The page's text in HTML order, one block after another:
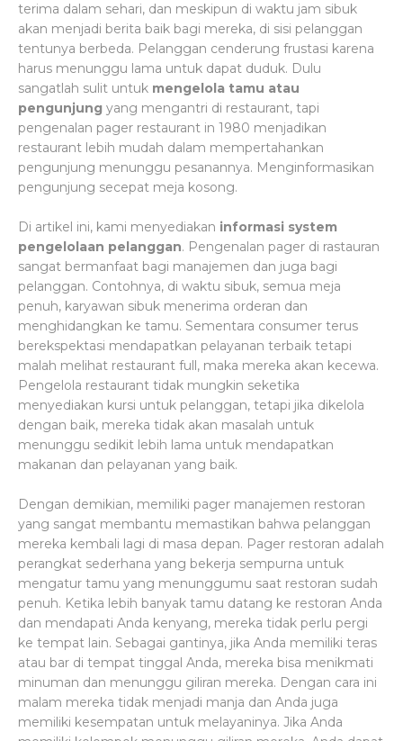
terima dalam sehari, dan meskipun di waktu jam sibuk
akan menjadi berita baik bagi mereka, di sisi pelanggan
tentunya berbeda. Pelanggan cenderung frustasi karena
harus menunggu lama untuk dapat duduk. Dulu
sangatlah sulit untuk mengelola tamu atau
pengunjung yang mengantri di restaurant, tapi
pengenalan pager restaurant in 1980 menjadikan
restaurant lebih mudah dalam mempertahankan
pengunjung menunggu pesanannya. Menginformasikan
pengunjung secepat meja kosong.
Di artikel ini, kami menyediakan informasi system
pengelolaan pelanggan. Pengenalan pager di rastauran
sangat bermanfaat bagi manajemen dan juga bagi
pelanggan. Contohnya, di waktu sibuk, semua meja
penuh, karyawan sibuk menerima orderan dan
menghidangkan ke tamu. Sementara consumer terus
berekspektasi mendapatkan pelayanan terbaik tetapi
malah melihat restaurant full, maka mereka akan kecewa.
Pengelola restaurant tidak mungkin seketika
menyediakan kursi untuk pelanggan, tetapi jika dikelola
dengan baik, mereka tidak akan masalah untuk
menunggu sedikit lebih lama untuk mendapatkan
makanan dan pelayanan yang baik.
Dengan demikian, memiliki pager manajemen restoran
yang sangat membantu memastikan bahwa pelanggan
mereka kembali lagi di masa depan. Pager restoran adalah
perangkat sederhana yang bekerja sempurna untuk
mengatur tamu yang menunggumu saat restoran sudah
penuh. Ketika lebih banyak tamu datang ke restoran Anda
dan mendapati Anda kenyang, mereka tidak perlu pergi
ke tempat lain. Sebagai gantinya, jika Anda memiliki teras
atau bar di tempat tinggal Anda, mereka bisa menikmati
minuman dan menunggu giliran mereka. Dengan cara ini
malam mereka tidak menjadi manja dan Anda juga
memiliki kesempatan untuk melayaninya. Jika Anda